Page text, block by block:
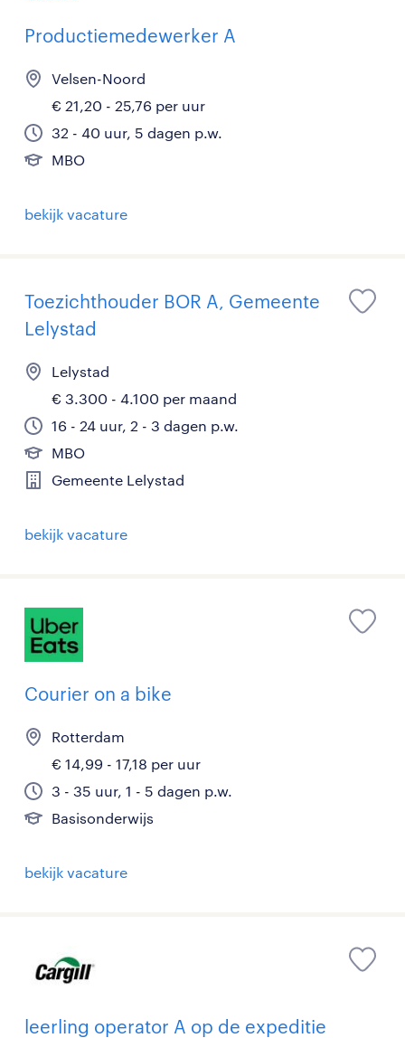
Productiemedewerker A
Velsen-Noord
€ 21,20 - 25,76 per uur
32 - 40 uur, 5 dagen p.w.
MBO
bekijk vacature
Toezichthouder BOR A, Gemeente
Lelystad
Lelystad
€ 3.300 - 4.100 per maand
16 - 24 uur, 2 - 3 dagen p.w.
MBO
Gemeente Lelystad
bekijk vacature
Courier on a bike
Rotterdam
€ 14,99 - 17,18 per uur
3 - 35 uur, 1 - 5 dagen p.w.
Basisonderwijs
bekijk vacature
leerling operator A op de expeditie